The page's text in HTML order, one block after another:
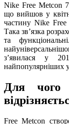
Nike Free Metcon
що вийшов у
частину Nike Free
Така звʼязка
та
зʼявилася у
найпопулярніших
Для
Free Metcon